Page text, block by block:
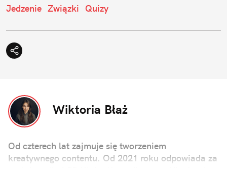
Jedzenie Związki Quizy
Wiktoria Błaż
Od czterech lat zajmuje się tworzeniem
kreatywnego contentu. Od 2021 roku odpowiada za